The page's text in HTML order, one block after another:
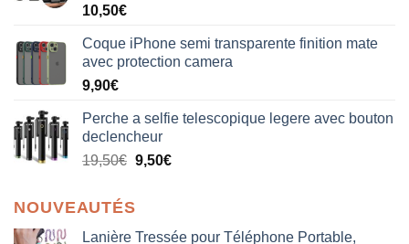
Note5.00
10,50€
Coque iPhone semi transparente finition mate
avec protection camera
9,90€
Perche a selfie telescopique legere avec bouton
declencheur
19,50€ 9,50€
NOUVEAUTÉS
Lanière Tressée pour Téléphone Portable,